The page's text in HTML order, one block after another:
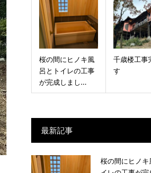
桜の間にヒノキ風
呂とトイレの工事
が完成しまし...
千歳楼工事
す
最新記事
桜の間にヒノキ